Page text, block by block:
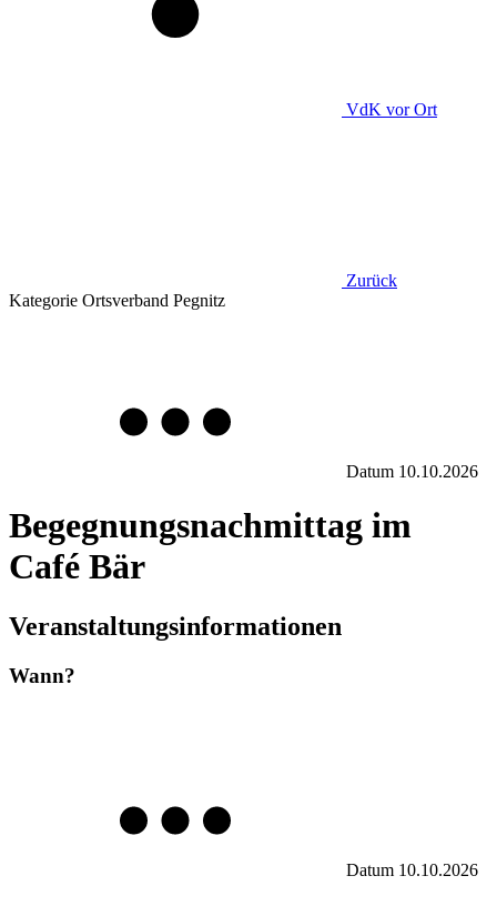
VdK vor Ort
Zurück
Kategorie Ortsverband Pegnitz
Datum 10.10.2026
Begegnungsnachmittag im
Café Bär
Veranstaltungsinformationen
Wann?
Datum 10.10.2026